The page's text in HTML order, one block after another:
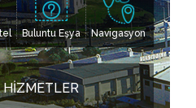
Buluntu Eşya Navigasyon
HİZMETLER